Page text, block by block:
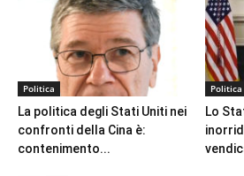
Politica
La politica degli Stati Uniti nei
confronti della Cina è:
contenimento...
Politica
Lo